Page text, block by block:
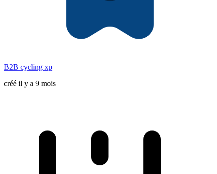
B2B cycling xp
créé il y a 9 mois